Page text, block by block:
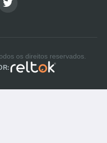
os direitos reservados.